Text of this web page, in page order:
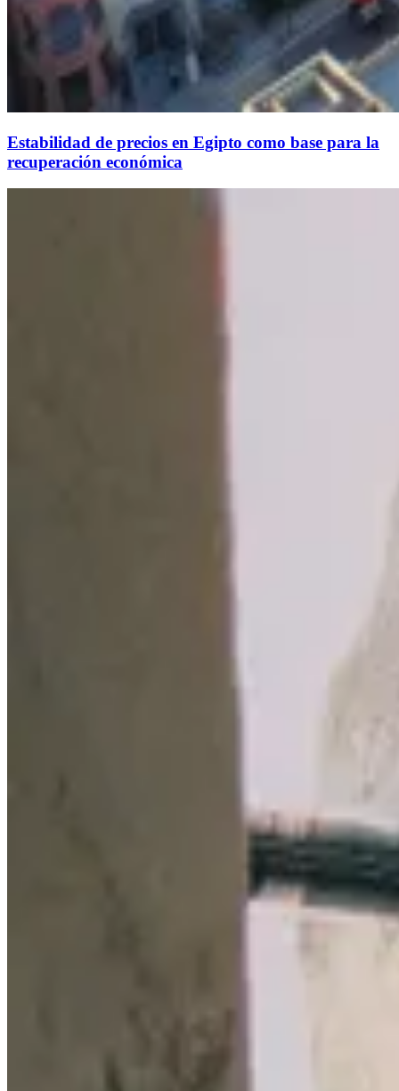
Estabilidad de precios en Egipto como base para la
recuperación económica